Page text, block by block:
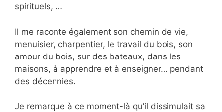
spirituels, …
Il me raconte également son chemin de vie,
menuisier, charpentier, le travail du bois, son
amour du bois, sur des bateaux, dans les
maisons, à apprendre et à enseigner… pendant
des décennies.
Je remarque à ce moment-là qu’il dissimulait sa